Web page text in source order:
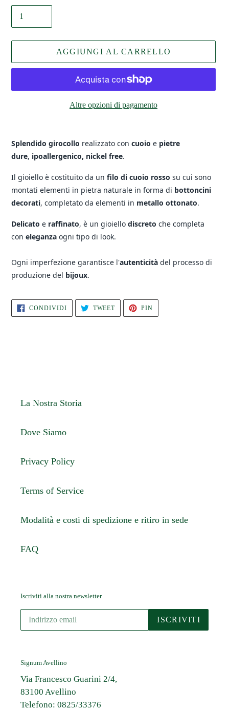
AGGIUNGI AL CARRELLO
Altre opzioni di pagamento
del
prodotto
carrello
Splendido girocollo realizzato con cuoio e pietre
dure, ipoallergenico, nickel free.
Il gioiello è costituito da un filo di cuoio rosso su cui sono
montati elementi in pietra naturale in forma di bottoncini
decorati, completato da elementi in metallo ottonato.
Delicato e raffinato, è un gioiello discreto che completa
con eleganza ogni tipo di look.
Ogni imperfezione garantisce l'autenticità del processo di
produzione del bijoux.
CONDIVIDICONDIVIDI
SU
FACEBOOK
TWEETTWITTA
TWITTER
PIN
PINTEREST
La Nostra Storia
Dove Siamo
Privacy Policy
Terms of Service
Modalità e costi di spedizione e ritiro in sede
FAQ
Iscriviti alla nostra newsletter
ISCRIVITI
Signum Avellino
Via Francesco Guarini 2/4,
83100 Avellino
Telefono: 0825/33376